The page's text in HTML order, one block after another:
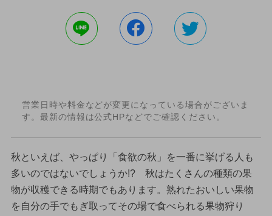
営業日時や料金などが変更になっている場合がございま
す。最新の情報は公式HPなどでご確認ください。
秋といえば、やっぱり「食欲の秋」を一番に挙げる人も
多いのではないでしょうか!? 秋はたくさんの種類の果
物が収穫できる時期でもあります。熟れたおいしい果物
を自分の手でもぎ取ってその場で食べられる果物狩り